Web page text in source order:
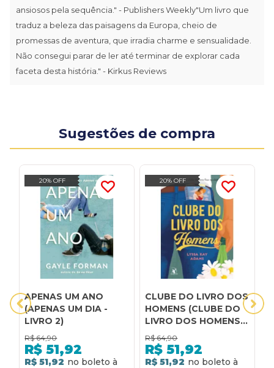
ansiosos pela sequência." - Publishers Weekly"Um livro que
traduz a beleza das paisagens da Europa, cheio de
promessas de aventura, que irradia charme e sensualidade.
Não consegui parar de ler até terminar de explorar cada
faceta desta história." - Kirkus Reviews
Sugestões de compra
20% OFF
APENAS UM ANO
(APENAS UM DIA -
LIVRO 2)
R$ 64,90
R$ 51,92
R$ 51,92
20% OFF
CLUBE DO LIVRO DOS
HOMENS (CLUBE DO
LIVRO DOS HOMENS -
LIVRO 1)
R$ 64,90
R$ 51,92
R$ 51,92